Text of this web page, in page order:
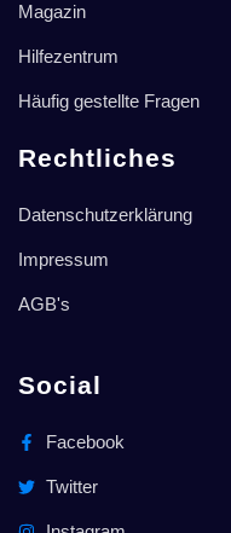
Magazin
Hilfezentrum
Häufig gestellte Fragen
Rechtliches
Datenschutzerklärung
Impressum
AGB's
Social
Facebook
Twitter